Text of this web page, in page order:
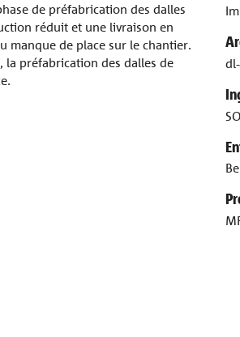
de préfabrication des dalles
réduit et une livraison en
manque de place sur le chantier.
la préfabrication des dalles de